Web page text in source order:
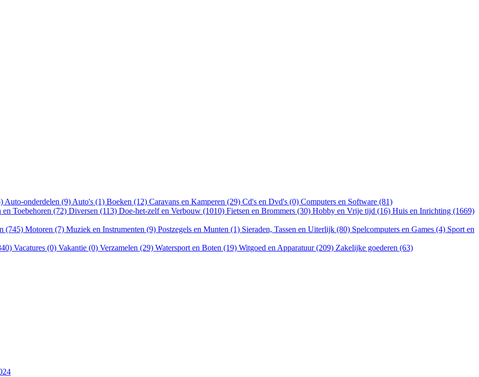
Auto-onderdelen (9) Auto's (1) Boeken (12) Caravans en Kamperen (29) Cd's en Dvd's (0) Computers en Software (81)
en Toebehoren (72) Diversen (113) Doe-het-zelf en Verbouw (1010) Fietsen en Brommers (30) Hobby en Vrije tijd (16) Huis en Inrichting (1669)
(745) Motoren (7) Muziek en Instrumenten (9) Postzegels en Munten (1) Sieraden, Tassen en Uiterlijk (80) Spelcomputers en Games (4) Sport en
Vacatures (0) Vakantie (0) Verzamelen (29) Watersport en Boten (19) Witgoed en Apparatuur (209) Zakelijke goederen (63)